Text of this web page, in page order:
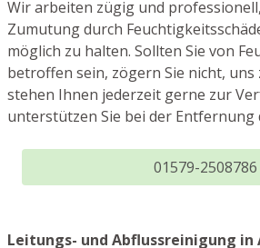
Wir arbeiten zügig und
Zumutung durch
möglich zu halten. Sollten Sie von
betroffen sein, zögern Sie nicht,
stehen Ihnen jederzeit gerne zur
unterstützen Sie bei der Entfernung
01579-2508786
Leitungs- und Abflussreinigung in